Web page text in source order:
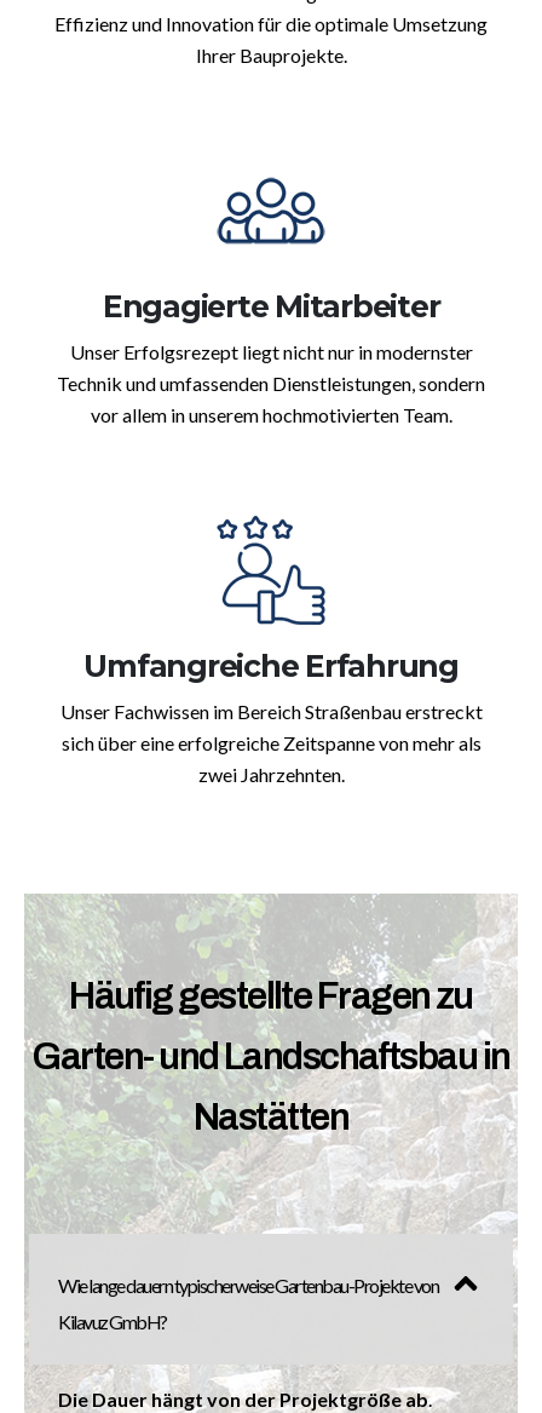
Effizienz und Innovation für die optimale Umsetzung
Ihrer Bauprojekte.
Engagierte Mitarbeiter
Unser Erfolgsrezept liegt nicht nur in modernster
Technik und umfassenden Dienstleistungen, sondern
vor allem in unserem hochmotivierten Team.
Umfangreiche Erfahrung
Unser Fachwissen im Bereich Straßenbau erstreckt
sich über eine erfolgreiche Zeitspanne von mehr als
zwei Jahrzehnten.
Häufig gestellte Fragen zu
Garten- und Landschaftsbau in
Nastätten
Wie lange dauern typischerweise Gartenbau-Projekte von
Kilavuz GmbH?
Die Dauer hängt von der Projektgröße ab.